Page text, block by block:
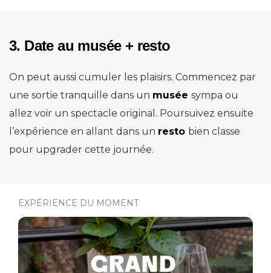
3. Date au musée + resto
On peut aussi cumuler les plaisirs. Commencez par
une sortie tranquille dans un musée sympa ou
allez voir un spectacle original. Poursuivez ensuite
l’expérience en allant dans un resto bien classe
pour upgrader cette journée.
EXPÉRIENCE DU MOMENT